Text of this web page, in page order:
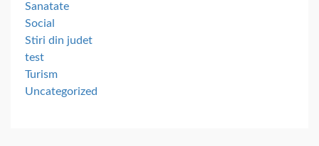
Sanatate
Social
Stiri din judet
test
Turism
Uncategorized